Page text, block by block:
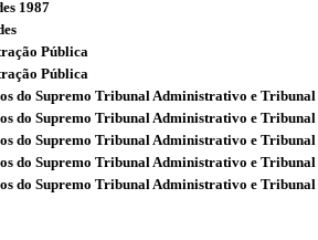
1987
Pública
Pública
do Supremo Tribunal Administrativo e
do Supremo Tribunal Administrativo e
do Supremo Tribunal Administrativo e
do Supremo Tribunal Administrativo e
do Supremo Tribunal Administrativo e